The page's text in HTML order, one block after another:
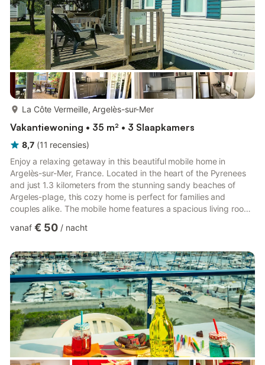
La Côte Vermeille, Argelès-sur-Mer
Vakantiewoning • 35 m² • 3 Slaapkamers
8,7 (11 recensies)
Enjoy a relaxing getaway in this beautiful mobile home in
Argelès-sur-Mer, France. Located in the heart of the Pyrenees
and just 1.3 kilometers from the stunning sandy beaches of
Argeles-plage, this cozy home is perfect for families and
couples alike. The mobile home features a spacious living room,
heating, gas stove, microwave, fridge, and freezer. The outdoor
equipment, while the property also offers uncovered parking
and wireless internet. The campsite, Camping "de ...
vanaf € 50 / nacht